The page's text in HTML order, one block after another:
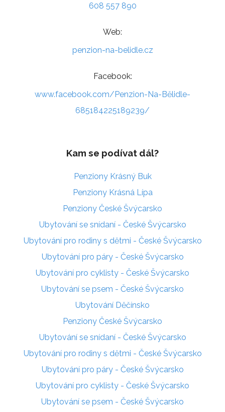
608 557 890
Web:
penzion-na-belidle.cz
Facebook:
www.facebook.com/Penzion-Na-Bělidle-
685184225189239/
Kam se podívat dál?
Penziony Krásný Buk
Penziony Krásná Lípa
Penziony České Švýcarsko
Ubytování se snídaní - České Švýcarsko
Ubytování pro rodiny s dětmi - České Švýcarsko
Ubytování pro páry - České Švýcarsko
Ubytování pro cyklisty - České Švýcarsko
Ubytování se psem - České Švýcarsko
Ubytování Děčínsko
Penziony České Švýcarsko
Ubytování se snídaní - České Švýcarsko
Ubytování pro rodiny s dětmi - České Švýcarsko
Ubytování pro páry - České Švýcarsko
Ubytování pro cyklisty - České Švýcarsko
Ubytování se psem - České Švýcarsko